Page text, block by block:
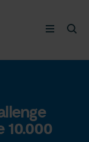
10.000